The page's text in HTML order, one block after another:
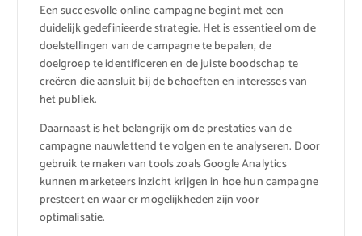
Een succesvolle online campagne begint met een
duidelijk gedefinieerde strategie. Het is essentieel om de
doelstellingen van de campagne te bepalen, de
doelgroep te identificeren en de juiste boodschap te
creëren die aansluit bij de behoeften en interesses van
het publiek.
Daarnaast is het belangrijk om de prestaties van de
campagne nauwlettend te volgen en te analyseren. Door
gebruik te maken van tools zoals Google Analytics
kunnen marketeers inzicht krijgen in hoe hun campagne
presteert en waar er mogelijkheden zijn voor
optimalisatie.